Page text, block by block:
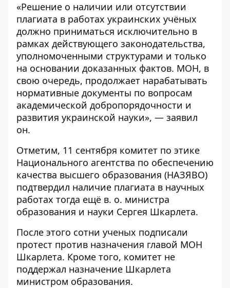
«Решение о наличии или отсутствии
плагиата в работах украинских учёных
должно приниматься исключительно в
рамках действующего законодательства,
уполномоченными структурами и только
на основании доказанных фактов. МОН, в
свою очередь, продолжает нарабатывать
нормативные документы по вопросам
академической добропорядочности и
развития украинской науки», — заявил
он.
Отметим, 11 сентября комитет по этике
Национального агентства по обеспечению
качества высшего образования (НАЗЯВО)
подтвердил наличие плагиата в научных
работах тогда ещё в. о. министра
образования и науки Сергея Шкарлета.
После этого сотни ученых подписали
протест против назначения главой МОН
Шкарлета. Кроме того, комитет не
поддержал назначение Шкарлета
министром образования.